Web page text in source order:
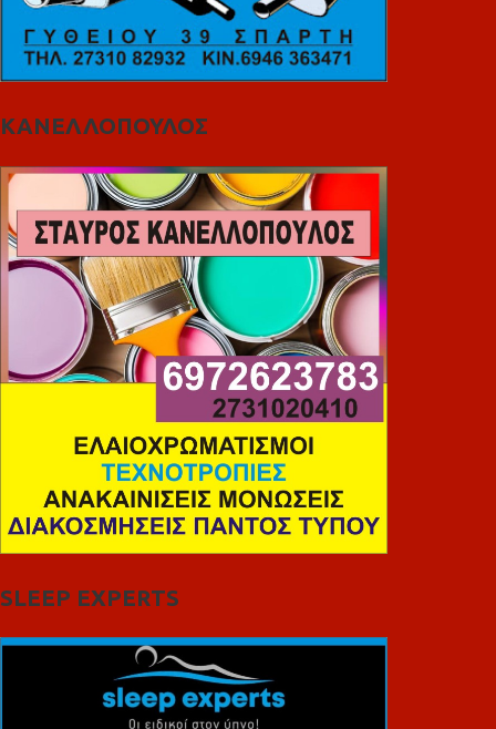
ΚΑΝΕΛΛΟΠΟΥΛΟΣ
SLEEP EXPERTS